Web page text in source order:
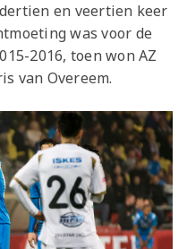
en veertien keer
was voor de
2016, toen won AZ
van Overeem.